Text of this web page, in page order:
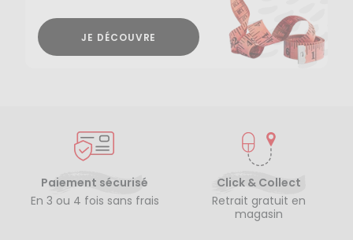
JE DÉCOUVRE
Paiement sécurisé
En 3 ou 4 fois sans frais
Click & Collect
Retrait gratuit en
magasin